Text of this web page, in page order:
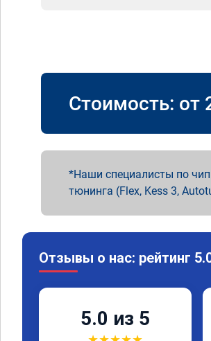
Стоимость: от
Наши специалисты по
тюнинга (Flex, Kess 3,
Отзывы о нас: рейтинг
5.0 из 5